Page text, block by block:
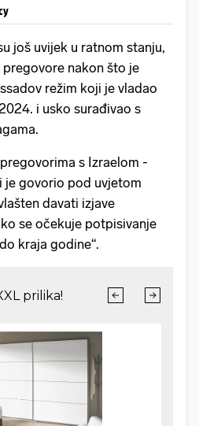
još uvijek u ratnom stanju,
nakon što je
režim koji je vladao
i usko surađivao s
s Izraelom -
je govorio pod uvjetom
davati izjave
se očekuje potpisivanje
kraja godine“.